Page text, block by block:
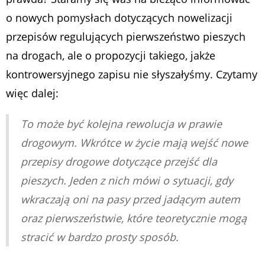
o nowych pomysłach dotyczących nowelizacji
przepisów regulujących pierwszeństwo pieszych
na drogach, ale o propozycji takiego, jakże
kontrowersyjnego zapisu nie słyszałyśmy. Czytamy
więc dalej:
To może być kolejna rewolucja w prawie
drogowym. Wkrótce w życie mają wejść nowe
przepisy drogowe dotyczące przejść dla
pieszych. Jeden z nich mówi o sytuacji, gdy
wkraczają oni na pasy przed jadącym autem
oraz pierwszeństwie, które teoretycznie mogą
stracić w bardzo prosty sposób.